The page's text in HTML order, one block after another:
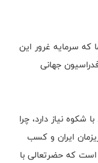
که سرمایه غرور این
جهانی
نیاز دارد، چرا
ایران و کسب
است که حضرتعالی با